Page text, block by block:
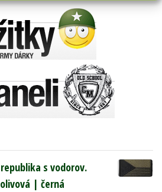
s vodorov.
| černá